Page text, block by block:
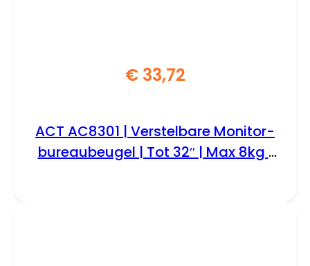
€33,72
ACT AC8301 | Verstelbare Monitor-
bureaubeugel | Tot 32″ | Max 8kg |